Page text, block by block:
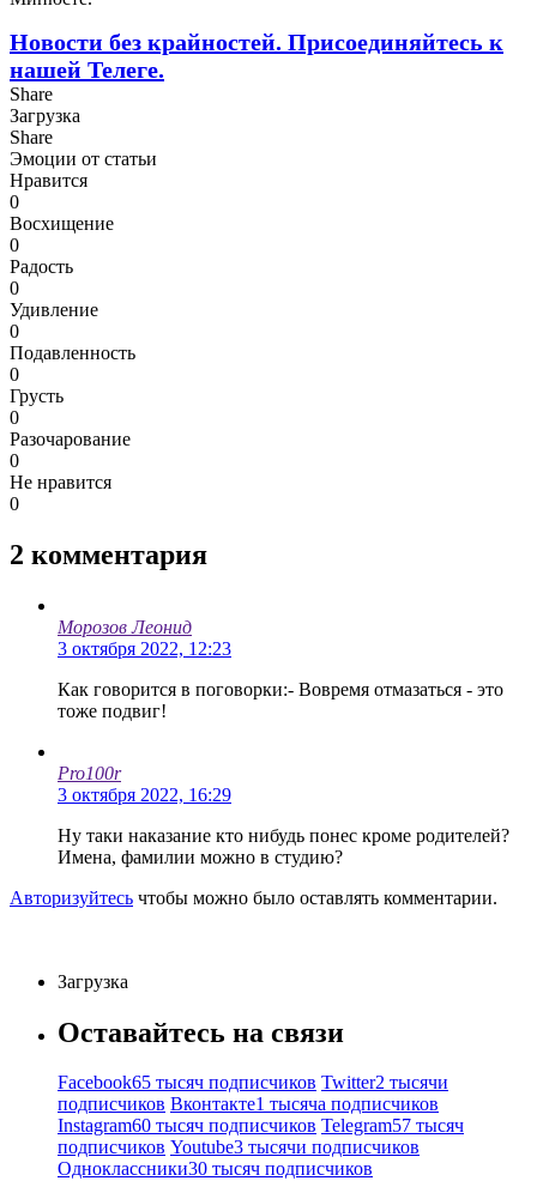
Новости без крайностей. Присоединяйтесь к
нашей Телеге.
Share
Загрузка
Share
Эмоции от статьи
Нравится
0
Восхищение
0
Радость
0
Удивление
0
Подавленность
0
Грусть
0
Разочарование
0
Не нравится
0
2 комментария
Морозов Леонид
3 октября 2022, 12:23
Как говорится в поговорки:- Вовремя отмазаться - это
тоже подвиг!
Pro100r
3 октября 2022, 16:29
Ну таки наказание кто нибудь понес кроме родителей?
Имена, фамилии можно в студию?
Авторизуйтесь чтобы можно было оставлять комментарии.
Загрузка
Оставайтесь на связи
Facebook65 тысяч подписчиков Twitter2 тысячи
подписчиков Вконтакте1 тысяча подписчиков
Instagram60 тысяч подписчиков Telegram57 тысяч
подписчиков Youtube3 тысячи подписчиков
Одноклассники30 тысяч подписчиков